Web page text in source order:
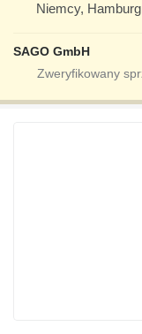
Niemcy, Hamburg
SAGO GmbH